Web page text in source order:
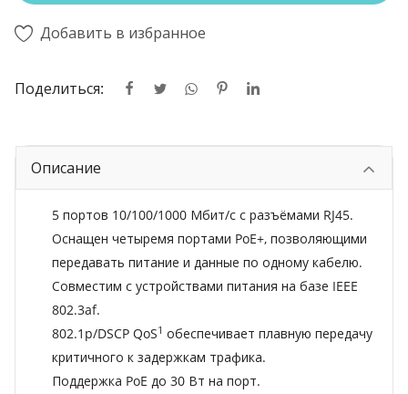
Добавить в избранное
Поделиться:
Описание
5 портов 10/100/1000 Мбит/с с разъёмами RJ45.
Оснащен четыремя портами PoE+, позволяющими
передавать питание и данные по одному кабелю.
Совместим с устройствами питания на базе IEEE
802.3af.
802.1p/DSCP QoS1 обеспечивает плавную передачу
критичного к задержкам трафика.
Поддержка PoE до 30 Вт на порт.